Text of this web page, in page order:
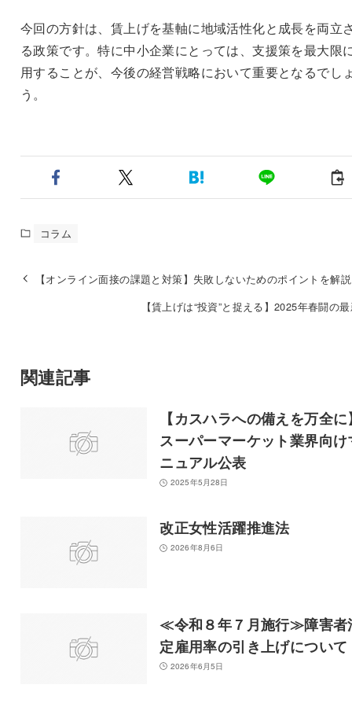
今回の方針は、賃上げを基軸に地域活性化と成長を両立
る政策です。特に中小企業にとっては、支援策を最大限
用することが、今後の経営戦略において重要となるでし
う。
コラム
【オンライン面接の課題と対策】失敗しないためのポイントを解説
【賃上げは“投資”と捉える】2025年春闘の
関連記事
【カスハラへの備えを万全に
スーパーマーケット業界向け
ニュアル公表
2025年5月28日
改正女性活躍推進法
2026年8月6日
≪令和８年７月施行≫障害者
定雇用率の引き上げについて
2026年6月5日